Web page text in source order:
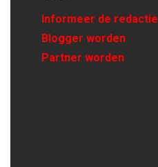
Informeer de redactie
Blogger worden
Partner worden